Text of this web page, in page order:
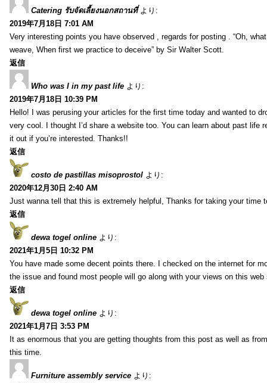
Catering รับจัดเลี้ยงนอกสถานที่ より:
2019年7月18日 7:01 AM
Very interesting points you have observed , regards for posting . “Oh,
weave, When first we practice to deceive” by Sir Walter Scott.
返信
Who was I in my past life より:
2019年7月18日 10:39 PM
Hello! I was perusing your articles for the first time today and wanted to
very cool. I thought I’d share a website too. You can learn about past life
it out if you’re interested. Thanks!!
返信
costo de pastillas misoprostol より:
2020年12月30日 2:40 AM
Just wanna tell that this is extremely helpful, Thanks for taking your time
返信
dewa togel online より:
2021年1月5日 10:32 PM
You have made some decent points there. I checked on the internet for
the issue and found most people will go along with your views on this web
返信
dewa togel online より:
2021年1月7日 3:53 PM
It as enormous that you are getting thoughts from this post as well as
this time.
Furniture assembly service より: